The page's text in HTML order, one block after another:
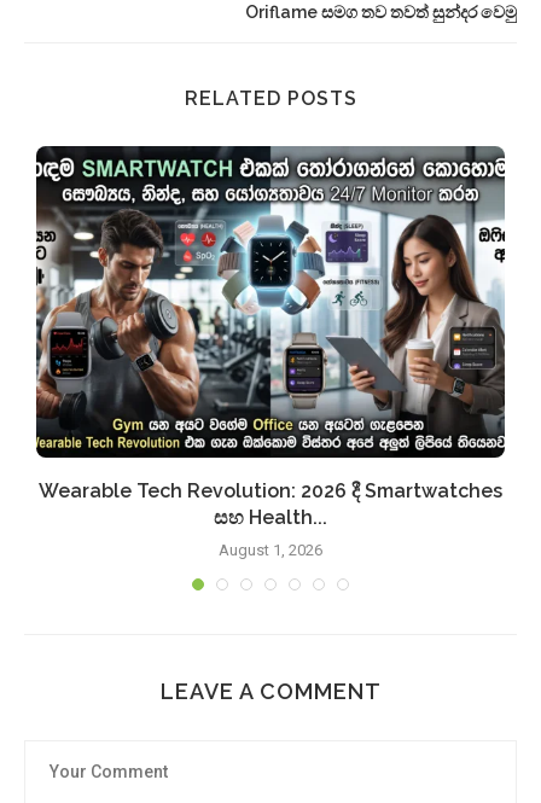
Oriflame සමග තව තවත් සුන්දර වෙමු
RELATED POSTS
Wearable Tech Revolution: 2026 දී Smartwatches
සහ Health...
August 1, 2026
LEAVE A COMMENT